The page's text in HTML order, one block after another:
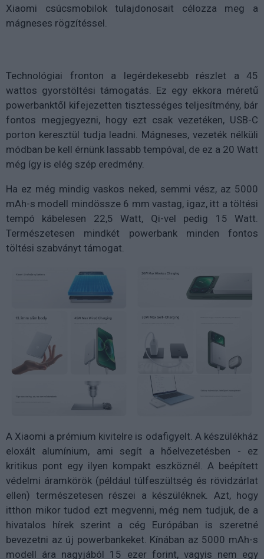
Xiaomi csúcsmobilok tulajdonosait célozza meg a
mágneses rögzítéssel.
Technológiai fronton a legérdekesebb részlet a 45
wattos gyorstöltési támogatás. Ez egy ekkora méretű
powerbanktől kifejezetten tisztességes teljesítmény, bár
fontos megjegyezni, hogy ezt csak vezetéken, USB-C
porton keresztül tudja leadni. Mágneses, vezeték nélküli
módban be kell érnünk lassabb tempóval, de ez a 20 Watt
még így is elég szép eredmény.
Ha ez még mindig vaskos neked, semmi vész, az 5000
mAh-s modell mindössze 6 mm vastag, igaz, itt a töltési
tempó kábelesen 22,5 Watt, Qi-vel pedig 15 Watt.
Természetesen mindkét powerbank minden fontos
töltési szabványt támogat.
A Xiaomi a prémium kivitelre is odafigyelt. A készülékház
eloxált alumínium, ami segít a hőelvezetésben - ez
kritikus pont egy ilyen kompakt eszköznél. A beépített
védelmi áramkörök (például túlfeszültség és rövidzárlat
ellen) természetesen részei a készüléknek. Azt, hogy
itthon mikor tudod ezt megvenni, még nem tudjuk, de a
hivatalos hírek szerint a cég Európában is szeretné
bevezetni az új powerbankeket. Kínában az 5000 mAh-s
modell ára nagyjából 15 ezer forint, vagyis nem egy